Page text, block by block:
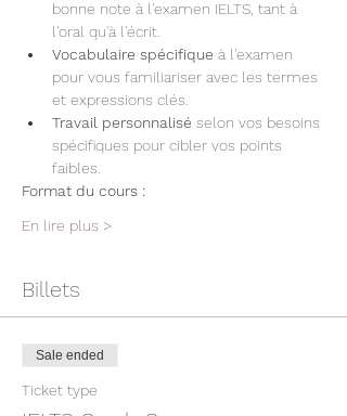
bonne note à l'examen IELTS, tant à
l'oral qu'à l'écrit.
Vocabulaire spécifique à l'examen
pour vous familiariser avec les termes
et expressions clés.
Travail personnalisé selon vos besoins
spécifiques pour cibler vos points
faibles.
Format du cours :
En lire plus >
Billets
Sale ended
Ticket type